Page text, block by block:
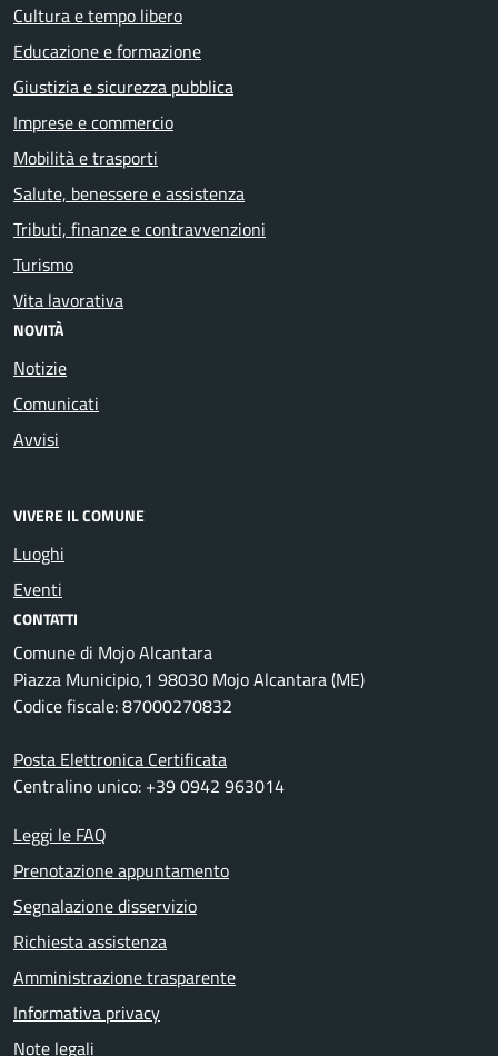
Cultura e tempo libero
Educazione e formazione
Giustizia e sicurezza pubblica
Imprese e commercio
Mobilità e trasporti
Salute, benessere e assistenza
Tributi, finanze e contravvenzioni
Turismo
Vita lavorativa
NOVITÀ
Notizie
Comunicati
Avvisi
VIVERE IL COMUNE
Luoghi
Eventi
CONTATTI
Comune di Mojo Alcantara
Piazza Municipio,1 98030 Mojo Alcantara (ME)
Codice fiscale: 87000270832
Posta Elettronica Certificata
Centralino unico: +39 0942 963014
Leggi le FAQ
Prenotazione appuntamento
Segnalazione disservizio
Richiesta assistenza
Amministrazione trasparente
Informativa privacy
Note legali